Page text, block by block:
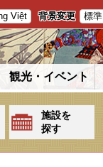
Việt 背景変更 標準
観光・イベント
施設を
探す